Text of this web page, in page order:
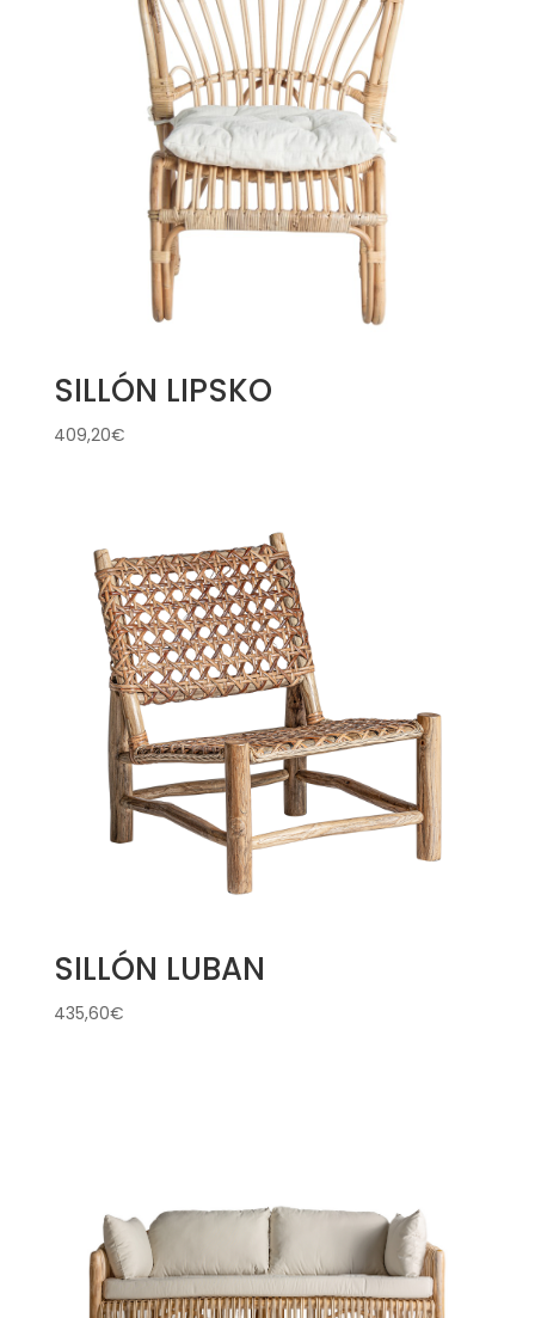
SILLÓN LIPSKO
409,20€
SILLÓN LUBAN
435,60€